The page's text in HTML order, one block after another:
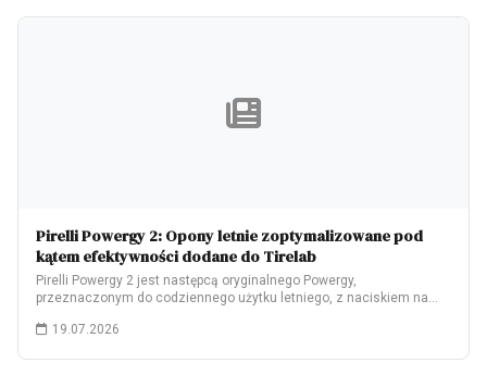
Pirelli Powergy 2: Opony letnie zoptymalizowane pod
kątem efektywności dodane do Tirelab
Pirelli Powergy 2 jest następcą oryginalnego Powergy,
przeznaczonym do codziennego użytku letniego, z naciskiem na…
19.07.2026